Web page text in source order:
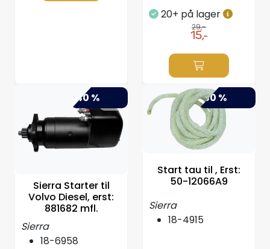
20+ på lager
29,-
15,-
-40 %
Sierra Starter til
Volvo Diesel, erst:
881682 mfl.
Sierra
18-6958
-50 %
Start tau til , Erst:
50-12066A9
Sierra
18-4915